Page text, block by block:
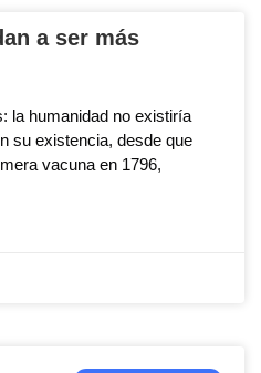
a ser más
la humanidad no existiría
su existencia, desde que
vacuna en 1796,